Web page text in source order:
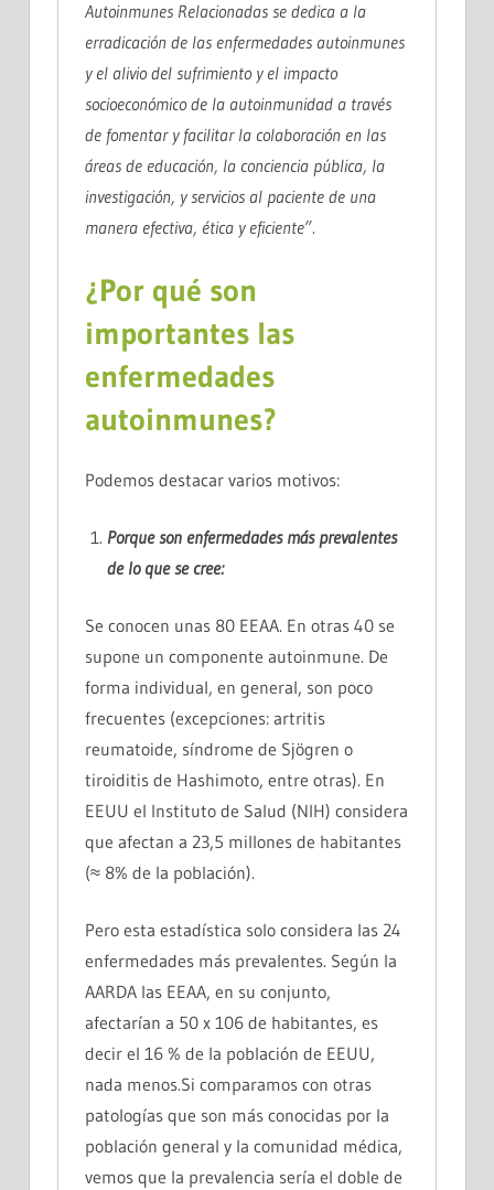
Autoinmunes Relacionadas se dedica a la
erradicación de las enfermedades autoinmunes
y el alivio del sufrimiento y el impacto
socioeconómico de la autoinmunidad a través
de fomentar y facilitar la colaboración en las
áreas de educación, la conciencia pública, la
investigación, y servicios al paciente de una
manera efectiva, ética y eficiente”.
¿Por qué son
importantes las
enfermedades
autoinmunes?
Podemos destacar varios motivos:
Porque son enfermedades más prevalentes
de lo que se cree:
Se conocen unas 80 EEAA. En otras 40 se
supone un componente autoinmune. De
forma individual, en general, son poco
frecuentes (excepciones: artritis
reumatoide, síndrome de Sjögren o
tiroiditis de Hashimoto, entre otras). En
EEUU el Instituto de Salud (NIH) considera
que afectan a 23,5 millones de habitantes
(≈ 8% de la población).
Pero esta estadística solo considera las 24
enfermedades más prevalentes. Según la
AARDA las EEAA, en su conjunto,
afectarían a 50 x 106 de habitantes, es
decir el 16 % de la población de EEUU,
nada menos.Si comparamos con otras
patologías que son más conocidas por la
población general y la comunidad médica,
vemos que la prevalencia sería el doble de